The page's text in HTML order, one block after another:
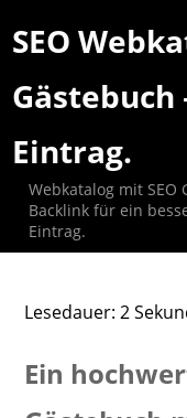
SEO
Eintrag.
Webkatalog mit SEO
Backlink für ein
Eintrag.
Lesedauer: 2
Ein